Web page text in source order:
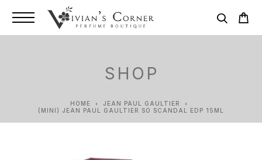
SHOP
HOME
JEAN PAUL GAULTIER
(MINI) JEAN PAUL GAULTIER SO SCANDAL EDP 15ML